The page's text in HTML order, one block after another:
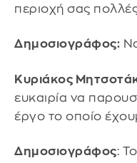
περιοχή σας
Δημοσιογράφος:
Κυριάκος
ευκαιρία να
έργο το οποίο
Δημοσιογράφος: